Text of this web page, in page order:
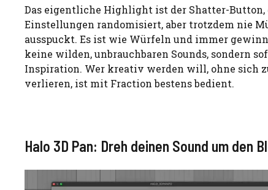
Das eigentliche Highlight ist der Shatter-Button,
Einstellungen randomisiert, aber trotzdem nie
ausspuckt. Es ist wie Würfeln und immer
keine wilden, unbrauchbaren Sounds, sondern
Inspiration. Wer kreativ werden will, ohne sich
verlieren, ist mit Fraction bestens bedient.
Halo 3D Pan: Dreh deinen Sound um den